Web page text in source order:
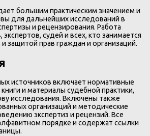
большим практическим значением и
для дальнейших исследований в
и рецензирования. Работа
судей и всех, кто занимается
защитой прав граждан и организаций.
источников включает нормативные
и материалы судебной практики,
исследования. Включены также
организаций и методические
экспертиз и рецензий. Все
порядке и содержат ссылки